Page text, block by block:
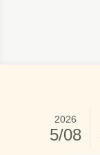
2026
5/08